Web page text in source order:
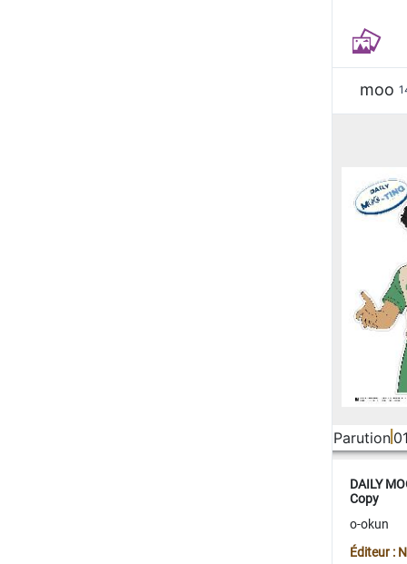
moo
Parution
DAILY
Copy
o-okun
Éditeur :